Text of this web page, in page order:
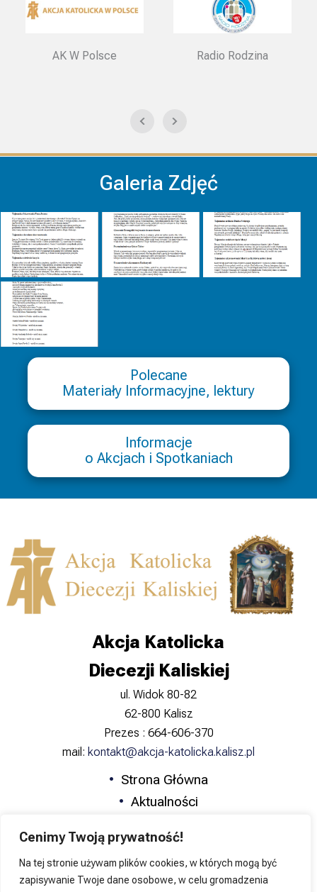
Cenimy Twoją prywatność!
Na tej stronie używam plików cookies, w których mogą być
zapisywanie Twoje dane osobowe, w celu gromadzenia
AK W Polsce Radio Rodzina
Galeria Zdjęć
Polecane
Materiały Informacyjne, lektury
Informacje
o Akcjach i Spotkaniach
Akcja Katolicka
Diecezji Kaliskiej
ul. Widok 80-82
62-800 Kalisz
Prezes : 664-606-370
mail: kontakt@akcja-katolicka.kalisz.pl
Strona Główna
Aktualności
Formacja
Katolicka Nauka Społeczna